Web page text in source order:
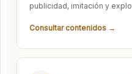
publicidad, imitación y
Consultar contenidos →